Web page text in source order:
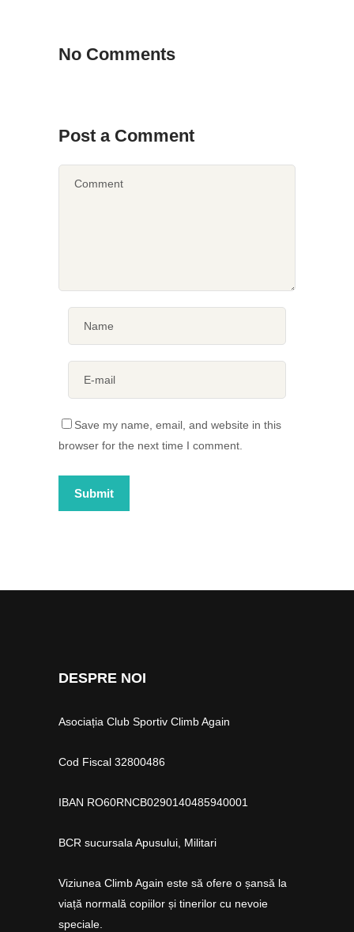
No Comments
Post a Comment
Save my name, email, and website in this
browser for the next time I comment.
DESPRE NOI
Asociația Club Sportiv Climb Again
Cod Fiscal 32800486
IBAN RO60RNCB0290140485940001
BCR sucursala Apusului, Militari
Viziunea Climb Again este să ofere o șansă la
viață normală copiilor și tinerilor cu nevoie
speciale.